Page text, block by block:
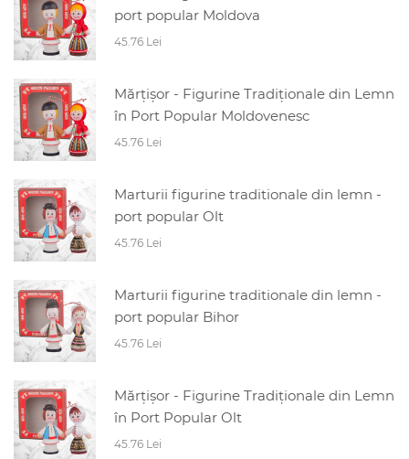
port popular Moldova
45.76 Lei
Mărțișor - Figurine Tradiționale din Lemn
în Port Popular Moldovenesc
45.76 Lei
Marturii figurine traditionale din lemn -
port popular Olt
45.76 Lei
Marturii figurine traditionale din lemn -
port popular Bihor
45.76 Lei
Mărțișor - Figurine Tradiționale din Lemn
în Port Popular Olt
45.76 Lei